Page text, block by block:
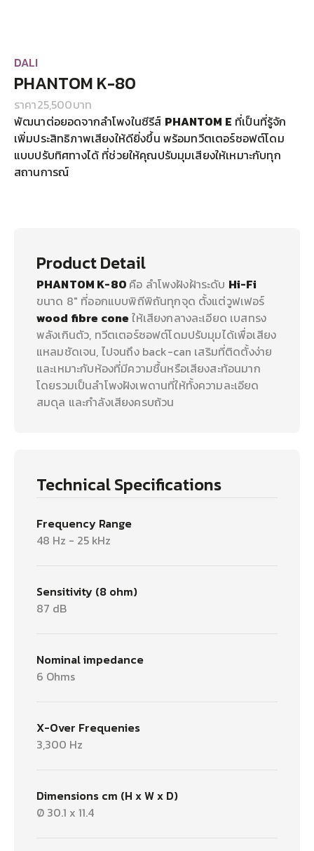
DALI
PHANTOM K-80
ราคา25,500บาท
พัฒนาต่อยอดจากลำโพงในซีรีส์ PHANTOM E ที่เป็นที่รู้จัก
เพิ่มประสิทธิภาพเสียงให้ดียิ่งขึ้น พร้อมทวีตเตอร์ซอฟต์โดม
แบบปรับทิศทางได้ ที่ช่วยให้คุณปรับมุมเสียงให้เหมาะกับทุก
สถานการณ์
Product Detail
PHANTOM K-80 คือ ลำโพงฝังฝ้าระดับ Hi-Fi
ขนาด 8" ที่ออกแบบพิถีพิถันทุกจุด ตั้งแต่วูฟเฟอร์
wood fibre cone ให้เสียงกลางละเอียด เบสทรง
พลังเกินตัว, ทวีตเตอร์ซอฟต์โดมปรับมุมได้เพื่อเสียง
แหลมชัดเจน, ไปจนถึง back-can เสริมที่ติดตั้งง่าย
และเหมาะกับห้องที่มีความชื้นหรือเสียงสะท้อนมาก
โดยรวมเป็นลำโพงฝังเพดานที่ให้ทั้งความละเอียด
สมดุล และกำลังเสียงครบถ้วน
Technical Specifications
Frequency Range
48 Hz - 25 kHz
Sensitivity (8 ohm)
87 dB
Nominal impedance
6 Ohms
X-Over Frequenies
3,300 Hz
Dimensions cm (H x W x D)
Ø 30.1 x 11.4